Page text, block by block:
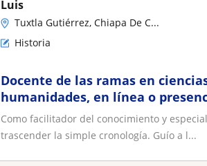
Luis
Tuxtla Gutiérrez, Chiapa De C...
Historia
Docente de las ramas en
humanidades, en línea o
Como facilitador del conocimiento y
trascender la simple cronología. Guío a l...